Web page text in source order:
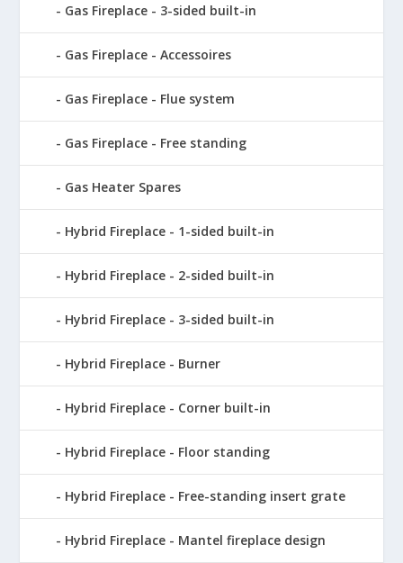
Gas Fireplace - 3-sided built-in
Gas Fireplace - Accessoires
Gas Fireplace - Flue system
Gas Fireplace - Free standing
Gas Heater Spares
Hybrid Fireplace - 1-sided built-in
Hybrid Fireplace - 2-sided built-in
Hybrid Fireplace - 3-sided built-in
Hybrid Fireplace - Burner
Hybrid Fireplace - Corner built-in
Hybrid Fireplace - Floor standing
Hybrid Fireplace - Free-standing insert grate
Hybrid Fireplace - Mantel fireplace design